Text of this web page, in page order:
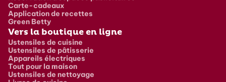
Carte-cadeaux
Application de recettes
Green Betty
Vers la boutique en ligne
Ustensiles de cuisine
Ustensiles de pâtisserie
Appareils électriques
Tout pour la maison
Ustensiles de nettoyage